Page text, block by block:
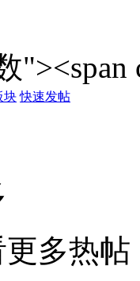
"><span
块 快速发帖
多热帖